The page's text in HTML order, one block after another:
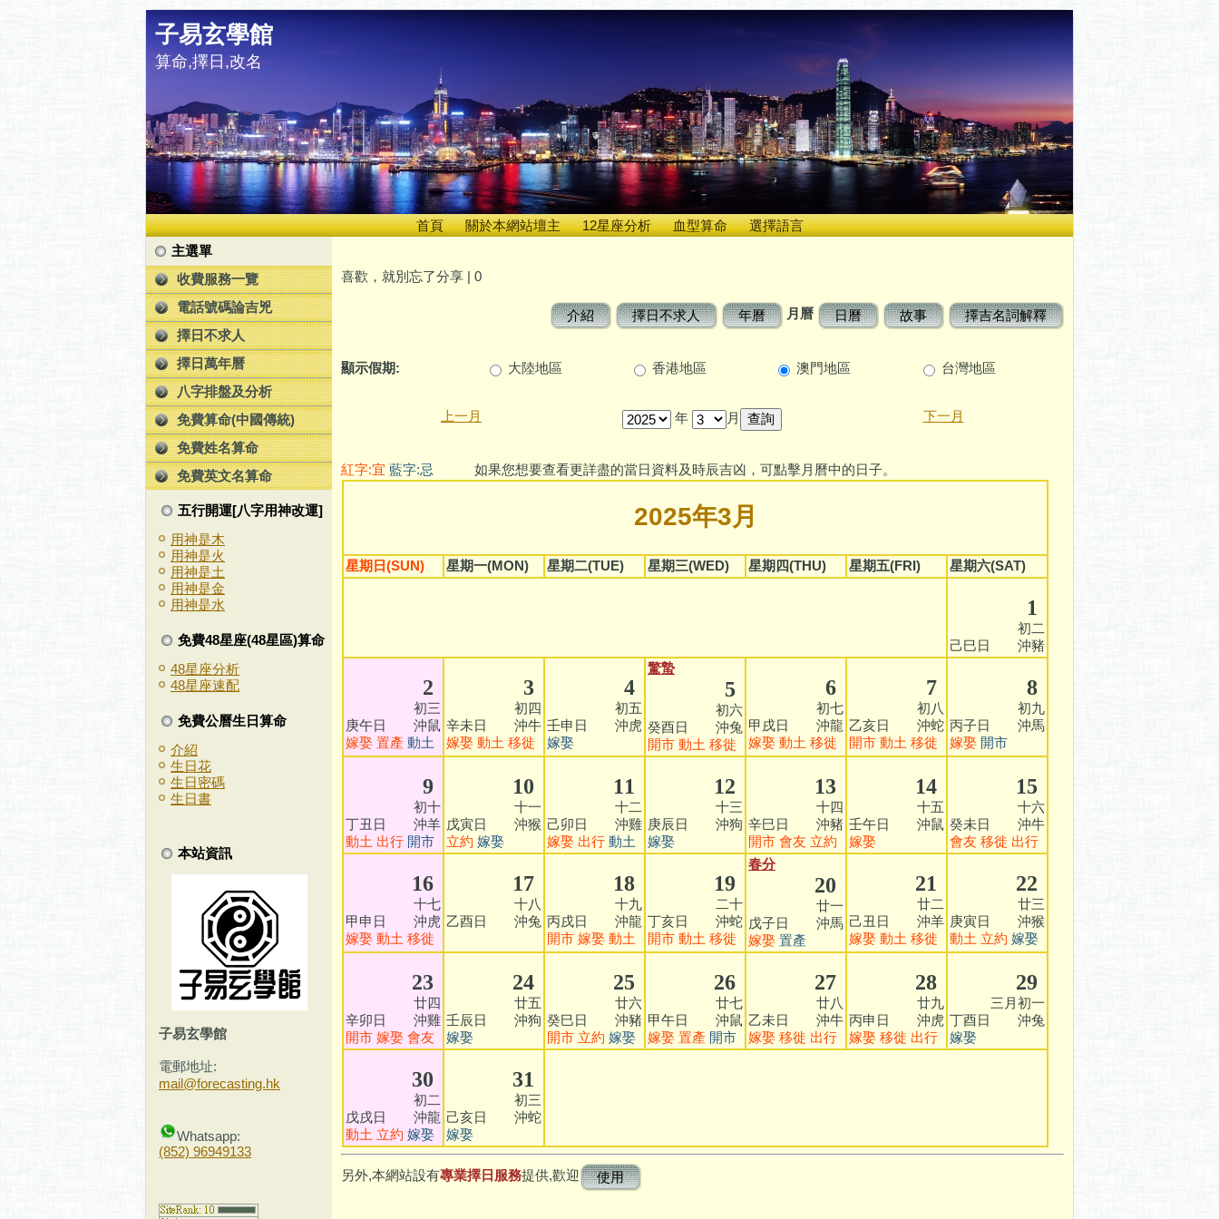
子易玄學館
算命,擇日,改名
首頁 關於本網站壇主 12星座分析 血型算命
選擇語言
主選單
收費服務一覽
電話號碼論吉兇
擇日不求人
擇日萬年曆
八字排盤及分析
免費算命(中國傳統)
免費姓名算命
免費英文名算命
五行開運[八字用神改運]
用神是木
用神是火
用神是土
用神是金
用神是水
免費48星座(48星區)算命
48星座分析
48星座速配
免費公曆生日算命
介紹
生日花
生日密碼
生日書
本站資訊
子易玄學館
電郵地址:
mail@forecasting.hk
Whatsapp:
(852) 96949133
喜歡，就別忘了分享 | 0
介紹 擇日不求人 年曆 月曆 日曆 故事 擇吉名詞解釋
顯示假期: 大陸地區 香港地區 澳門地區 台灣地區
上一月 年 月 下一月
紅字:宜 藍字:忌 如果您想要查看更詳盡的當日資料及時辰吉凶，可點擊月曆中的日子。
2025年3月
星期日(SUN) 星期一(MON) 星期二(TUE) 星期三(WED) 星期四(THU) 星期五(FRI) 星期六(SAT)
1
初二
己巳日 沖豬
2
初三
庚午日 沖鼠
嫁娶 置產 動土
3
初四
辛未日 沖牛
嫁娶 動土 移徙
4
初五
壬申日 沖虎
嫁娶
驚蟄
5
初六
癸酉日 沖兔
開市 動土 移徙
6
初七
甲戌日 沖龍
嫁娶 動土 移徙
7
初八
乙亥日 沖蛇
開市 動土 移徙
8
初九
丙子日 沖馬
嫁娶 開市
9
初十
丁丑日 沖羊
動土 出行 開市
10
十一
戊寅日 沖猴
立約 嫁娶
11
十二
己卯日 沖雞
嫁娶 出行 動土
12
十三
庚辰日 沖狗
嫁娶
13
十四
辛巳日 沖豬
開市 會友 立約
14
十五
壬午日 沖鼠
嫁娶
15
十六
癸未日 沖牛
會友 移徙 出行
16
十七
甲申日 沖虎
嫁娶 動土 移徙
17
十八
乙酉日 沖兔
18
十九
丙戌日 沖龍
開市 嫁娶 動土
19
二十
丁亥日 沖蛇
開市 動土 移徙
春分
20
廿一
戊子日 沖馬
嫁娶 置產
21
廿二
己丑日 沖羊
嫁娶 動土 移徙
22
廿三
庚寅日 沖猴
動土 立約 嫁娶
23
廿四
辛卯日 沖雞
開市 嫁娶 會友
24
廿五
壬辰日 沖狗
嫁娶
25
廿六
癸巳日 沖豬
開市 立約 嫁娶
26
廿七
甲午日 沖鼠
嫁娶 置產 開市
27
廿八
乙未日 沖牛
嫁娶 移徙 出行
28
廿九
丙申日 沖虎
嫁娶 移徙 出行
29
三月初一
丁酉日 沖兔
嫁娶
30
初二
戊戌日 沖龍
動土 立約 嫁娶
31
初三
己亥日 沖蛇
嫁娶
另外,本網站設有專業擇日服務提供,歡迎 使用